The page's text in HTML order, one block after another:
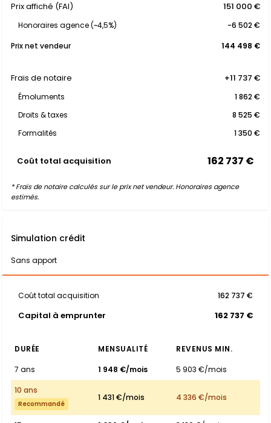
Prix affiché (FAI) 151 000 €
Honoraires agence (~4,5%)
-6 502 €
Prix net vendeur
144 498 €
Frais de notaire +11 737 €
Émoluments
1 862 €
Droits & taxes
8 525 €
Formalités
1 350 €
Coût total acquisition 162 737 €
* Frais de notaire calculés sur le prix net vendeur. Honoraires agence
estimés.
Simulation crédit
Sans apport
Coût total acquisition 162 737 €
Capital à emprunter 162 737 €
DURÉE MENSUALITÉ
REVENUS MIN.
7 ans
1 948 €/mois
5 903 €/mois
10 ans
Recommandé
1 431 €/mois 4 336 €/mois